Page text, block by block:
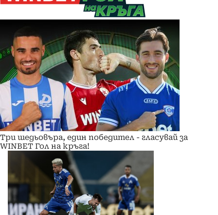
Три шедьовъра, един победител - гласувай за
WINBET Гол на кръга!